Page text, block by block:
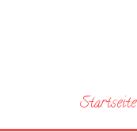
Startseite